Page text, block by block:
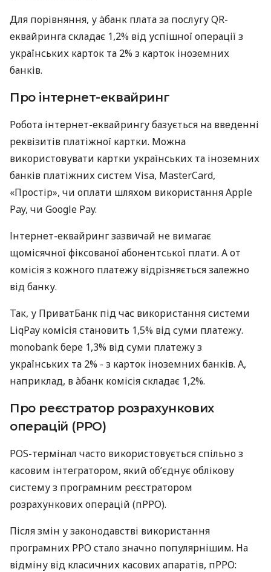
Для порівняння, у àбанк плата за послугу QR-
еквайринга складає 1,2% від успішної операції з
українських карток та 2% з карток іноземних
банків.
Про інтернет-еквайринг
Робота інтернет-еквайрингу базується на введенні
реквізитів платіжної картки. Можна
використовувати картки українських та іноземних
банків платіжних систем Visa, MasterCard,
«Простір», чи оплати шляхом використання Apple
Pay, чи Google Pay.
Інтернет-еквайринг зазвичай не вимагає
щомісячної фіксованої абонентської плати. А от
комісія з кожного платежу відрізняється залежно
від банку.
Так, у ПриватБанк під час використання системи
LiqPay комісія становить 1,5% від суми платежу.
monobank бере 1,3% від суми платежу з
українських та 2% - з карток іноземних банків. А,
наприклад, в àбанк комісія складає 1,2%.
Про реєстратор розрахункових
операцій (РРО)
POS-термінал часто використовується спільно з
касовим інтегратором, який об’єднує облікову
систему з програмним реєстратором
розрахункових операцій (пРРО).
Після змін у законодавстві використання
програмних РРО стало значно популярнішим. На
відміну від класичних касових апаратів, пРРО: